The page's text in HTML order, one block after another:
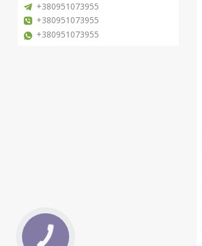
+380951073955
+380951073955
+380951073955
КНОПКА
ЗВ'ЯЗКУ